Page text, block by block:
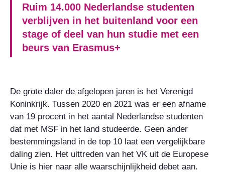
Ruim 14.000 Nederlandse studenten
verblijven in het buitenland voor een
stage of deel van hun studie met een
beurs van Erasmus+
De grote daler de afgelopen jaren is het Verenigd
Koninkrijk. Tussen 2020 en 2021 was er een afname
van 19 procent in het aantal Nederlandse studenten
dat met MSF in het land studeerde. Geen ander
bestemmingsland in de top 10 laat een vergelijkbare
daling zien. Het uittreden van het VK uit de Europese
Unie is hier naar alle waarschijnlijkheid debet aan.